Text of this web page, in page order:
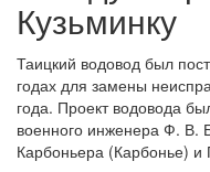
Кузьминку
Таицкий водовод был
годах для замены
года. Проект водовода
военного инженера Ф. В.
Карбоньера (Карбонье) и